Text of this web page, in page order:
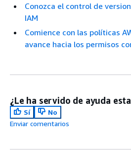
Conozca el control de
IAM
Comience con las políticas
avance hacia los permisos
¿Le ha servido de ayuda
Sí
No
Enviar comentarios